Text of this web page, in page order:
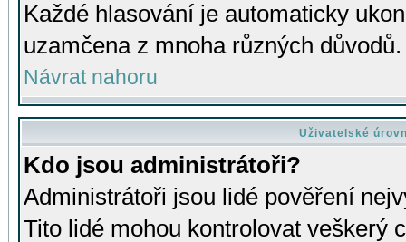
Každé hlasování je automaticky
uzamčena z mnoha různých důvodů.
Návrat nahoru
Uživatelské
Kdo jsou administrátoři?
Administrátoři jsou lidé pověření
Tito lidé mohou kontrolovat veškerý